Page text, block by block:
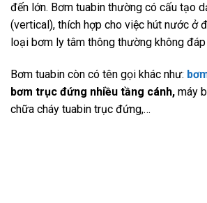
đến lớn. Bơm tuabin thường có cấu tạo
(vertical), thích hợp cho việc hút nước ở
loại bơm ly tâm thông thường không
Bơm tuabin còn có tên gọi khác như:
bơm trục đứng nhiều tầng cánh, máy
chữa cháy tuabin trục đứng,…